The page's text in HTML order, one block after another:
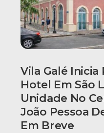
Vila Galé Inicia
Hotel Em São
Unidade No
João Pessoa
Em Breve